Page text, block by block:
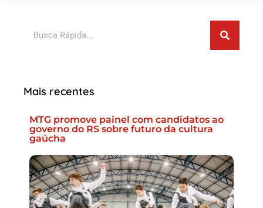
Pesquisar
Mais recentes
MTG promove painel com candidatos ao
governo do RS sobre futuro da cultura
gaúcha